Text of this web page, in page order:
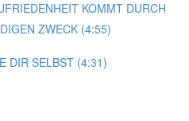
KOMMT DURCH
ZWECK (4:55)
DIR SELBST (4:31)